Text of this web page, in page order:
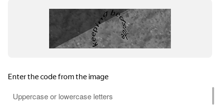
Павлодар, XL PIPE,